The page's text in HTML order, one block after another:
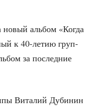
аль­бом «Когда
к 40-летию груп­
за послед­ние
Вита­лий Дуби­нин